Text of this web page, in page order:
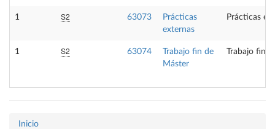
1 S2 63073
Prácticas
externas
Prácticas
1 S2 63074
Trabajo fin de
Máster
Trabajo fin
Inicio